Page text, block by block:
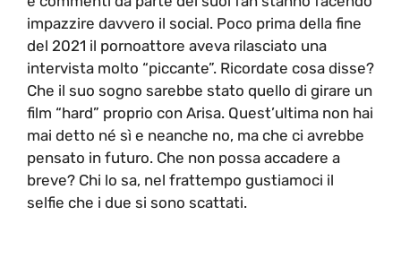
impazzire davvero il social. Poco prima della fine
del 2021 il pornoattore aveva rilasciato una
intervista molto “piccante”. Ricordate cosa disse?
Che il suo sogno sarebbe stato quello di girare un
film “hard” proprio con Arisa. Quest’ultima non hai
mai detto né sì e neanche no, ma che ci avrebbe
pensato in futuro. Che non possa accadere a
breve? Chi lo sa, nel frattempo gustiamoci il
selfie che i due si sono scattati.